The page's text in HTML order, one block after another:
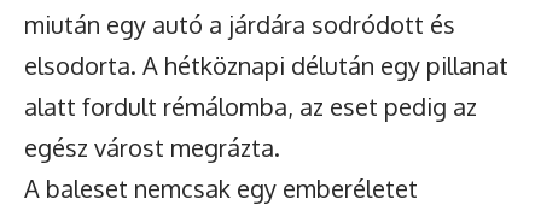
miután egy autó a járdára sodródott és
elsodorta. A hétköznapi délután egy pillanat
alatt fordult rémálomba, az eset pedig az
egész várost megrázta.
A baleset nemcsak egy emberéletet